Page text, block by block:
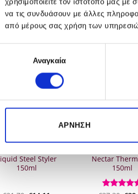
να τις συνδυάσουν με άλλες
από μέρους σας χρήση των
Αναγκαία
ΆΡΝΗΣΗ
PRODUCTS
OF STOCK
Professional
Steel Styler
150ml
Nectar
150ml